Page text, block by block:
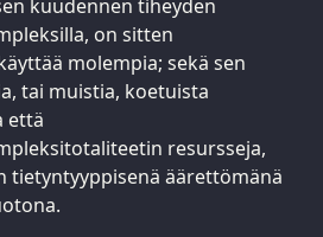
kuudennen tiheyden
on sitten
molempia; sekä sen
tai muistia, koetuista
että
resursseja,
tietyntyyppisenä äärettömänä